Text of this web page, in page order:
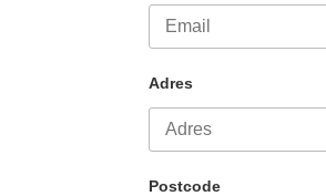
Adres
Postcode